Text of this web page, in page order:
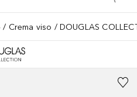
Crema viso DOUGLAS